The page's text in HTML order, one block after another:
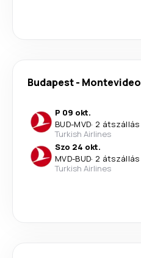
Budapest- Montevideo
P 09 okt.
BUD-MVD· 2 átszállás
Turkish Airlines
Szo 24 okt.
MVD-BUD· 2 átszállás
Turkish Airlines